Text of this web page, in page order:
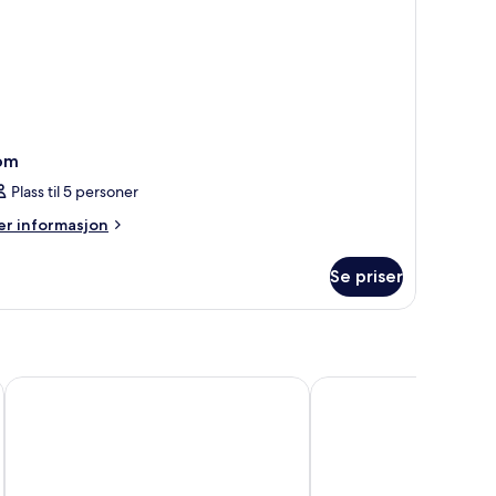
Plass til 5 personer
informasjon
Se priser
Bluff Dwellings Resort Hat Rock Inn